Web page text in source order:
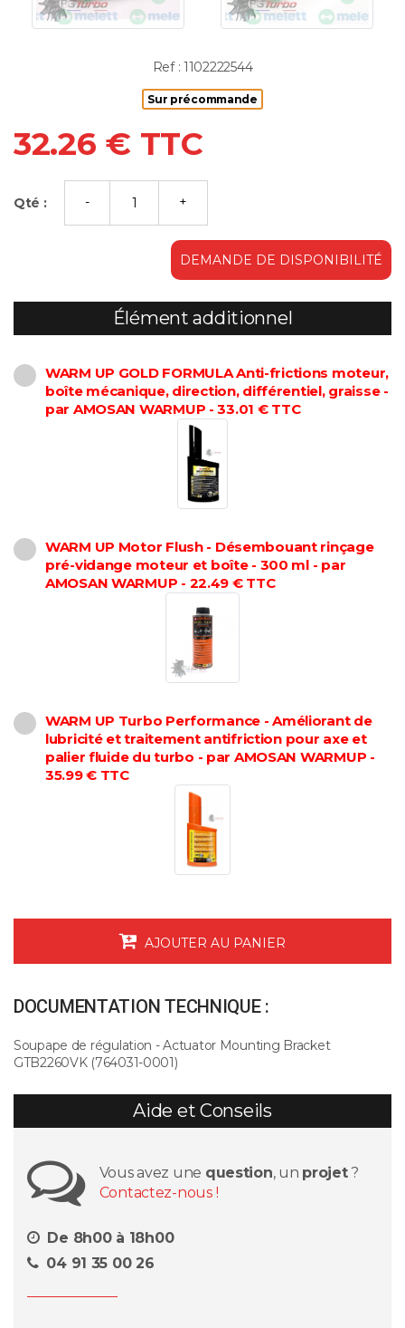
Ref : 1102222544
Sur précommande
32.26 € TTC
Qté :
DEMANDE DE DISPONIBILITÉ
Élément additionnel
WARM UP GOLD FORMULA Anti-frictions moteur,
boîte mécanique, direction, différentiel, graisse -
par AMOSAN WARMUP - 33.01 € TTC
WARM UP Motor Flush - Désembouant rinçage
pré-vidange moteur et boîte - 300 ml - par
AMOSAN WARMUP - 22.49 € TTC
WARM UP Turbo Performance - Améliorant de
lubricité et traitement antifriction pour axe et
palier fluide du turbo - par AMOSAN WARMUP -
35.99 € TTC
AJOUTER AU PANIER
DOCUMENTATION TECHNIQUE :
Soupape de régulation - Actuator Mounting Bracket
GTB2260VK (764031-0001)
Aide et Conseils
Vous avez une question, un projet?
Contactez-nous !
De 8h00 à 18h00
04 91 35 00 26